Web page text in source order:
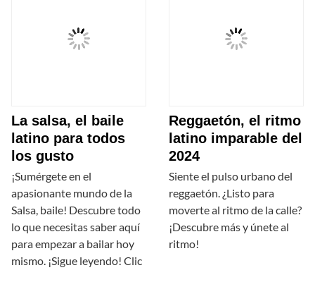
La salsa, el baile
latino para todos
los gusto
¡Sumérgete en el
apasionante mundo de la
Salsa, baile! Descubre todo
lo que necesitas saber aquí
para empezar a bailar hoy
mismo. ¡Sigue leyendo! Clic
Reggaetón, el ritmo
latino imparable del
2024
Siente el pulso urbano del
reggaetón. ¿Listo para
moverte al ritmo de la calle?
¡Descubre más y únete al
ritmo!